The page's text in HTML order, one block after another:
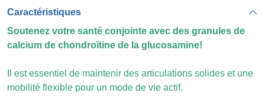
Caractéristiques
Soutenez votre santé conjointe avec des granules de
calcium de chondroïtine de la glucosamine!
Il est essentiel de maintenir des articulations solides et une
mobilité flexible pour un mode de vie actif.